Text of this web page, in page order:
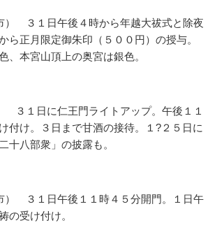
３１日午後４時から年越大祓式と除夜
ら正月限定御朱印（５００円）の授与。
、本宮山頂上の奥宮は銀色。
３１日に仁王門ライトアップ。午後１１
付け。３日まで甘酒の接待。１?２５日に
十八部衆」の披露も。
）
３１日午後１１時４５分開門。１日午
の受け付け。